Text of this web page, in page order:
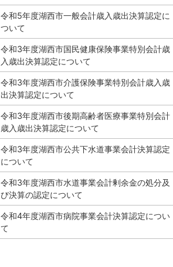
令和5年度湖西市一般会計歳入歳出決算認定に
ついて
令和3年度湖西市国民健康保険事業特別会計歳
入歳出決算認定について
令和3年度湖西市介護保険事業特別会計歳入歳
出決算認定について
令和3年度湖西市後期高齢者医療事業特別会計
歳入歳出決算認定について
令和3年度湖西市公共下水道事業会計決算認定
について
令和3年度湖西市水道事業会計剰余金の処分及
び決算の認定について
令和4年度湖西市病院事業会計決算認定につい
て